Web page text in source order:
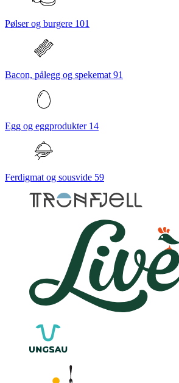
Pølser og burgere 101
Bacon, pålegg og spekemat 91
Egg og eggprodukter 14
Ferdigmat og sousvide 59